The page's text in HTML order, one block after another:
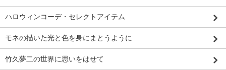
ハロウィンコーデ・セレクトアイテム
モネの描いた光と色を身にまとうように
竹久夢二の世界に思いをはせて